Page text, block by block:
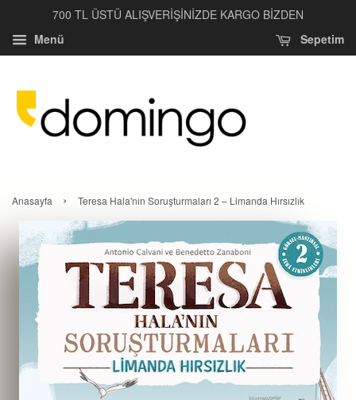
700 TL ÜSTÜ ALIŞVERİŞİNİZDE KARGO BİZDEN
Menü
Sepetim
Anasayfa › Teresa Hala'nın Soruşturmaları 2 – Limanda Hırsızlık